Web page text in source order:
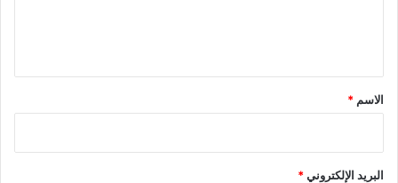
*
الاسم *
البريد الإلكتروني*